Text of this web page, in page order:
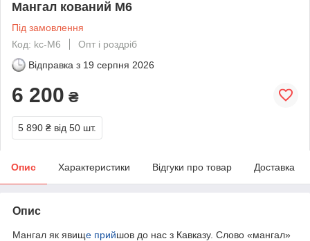
Мангал кований М6
Під замовлення
Код: kc-М6
Опт і роздріб
Відправка з 19 серпня 2026
6 200 ₴
5 890 ₴ від 50 шт.
Опис Характеристики Відгуки про товар Доставка
Опис
Мангал як явище прийшов до нас з Кавказу. Слово «мангал»